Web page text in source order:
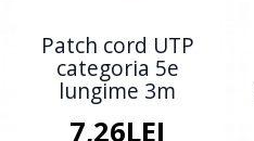
Patch cord UTP
categoria 5e
lungime 3m
7,26LEI